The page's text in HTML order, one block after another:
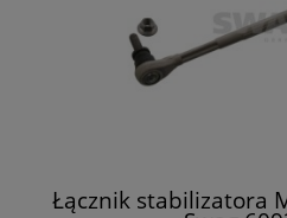
Łącznik stabilizatora